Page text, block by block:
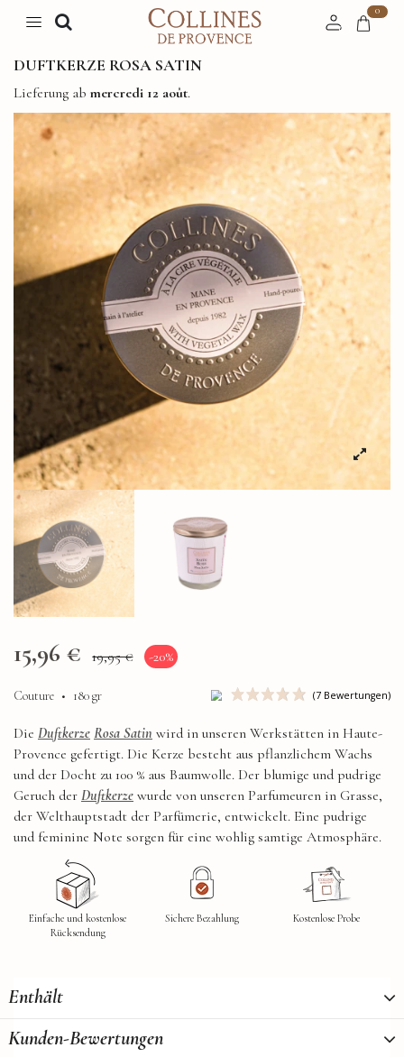
0
DUFTKERZE ROSA SATIN
Lieferung ab mercredi 12 août.
15,96 € 19,95 € -20%
Couture • 180 gr
Die Duftkerze Rosa Satin wird in unseren Werkstätten in Haute-
Provence gefertigt. Die Kerze besteht aus pflanzlichem Wachs
und der Docht zu 100 % aus Baumwolle. Der blumige und pudrige
Geruch der Duftkerze wurde von unseren Parfumeuren in Grasse,
der Welthauptstadt der Parfümerie, entwickelt. Eine pudrige
und feminine Note sorgen für eine wohlig samtige Atmosphäre.
Einfache und kostenlose
Rücksendung
Sichere Bezahlung Kostenlose Probe
Enthält
Kunden-Bewertungen